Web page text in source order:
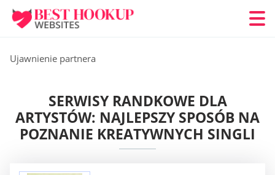
Ujawnienie partnera
SERWISY RANDKOWE DLA
ARTYSTÓW: NAJLEPSZY SPOSÓB NA
POZNANIE KREATYWNYCH SINGLI